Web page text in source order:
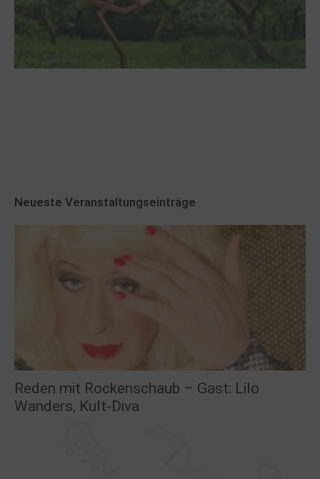
Neueste Veranstaltungseinträge
Reden mit Rockenschaub – Gast: Lilo
Wanders, Kult-Diva